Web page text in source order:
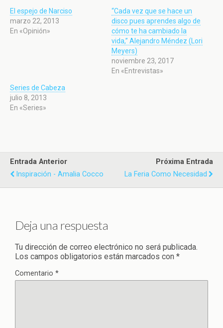
El espejo de Narciso
marzo 22, 2013
En «Opinión»
“Cada vez que se hace un
disco pues aprendes algo de
cómo te ha cambiado la
vida,” Alejandro Méndez (Lori
Meyers)
noviembre 23, 2017
En «Entrevistas»
Series de Cabeza
julio 8, 2013
En «Series»
Entrada Anterior
Inspiración - Amalia Cocco
Próxima Entrada
La Feria Como Necesidad
Deja una respuesta
Tu dirección de correo electrónico no será publicada.
Los campos obligatorios están marcados con *
Comentario *